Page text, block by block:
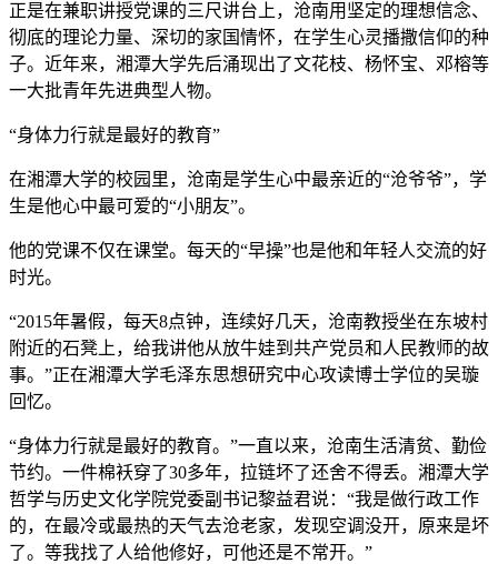
正是在兼职讲授党课的三尺讲台上，沧南用坚定的理想信念、
彻底的理论力量、深切的家国情怀，在学生心灵播撒信仰的种
子。近年来，湘潭大学先后涌现出了文花枝、杨怀宝、邓榕等
一大批青年先进典型人物。
“身体力行就是最好的教育”
在湘潭大学的校园里，沧南是学生心中最亲近的“沧爷爷”，学
生是他心中最可爱的“小朋友”。
他的党课不仅在课堂。每天的“早操”也是他和年轻人交流的好
时光。
“2015年暑假，每天8点钟，连续好几天，沧南教授坐在东坡村
附近的石凳上，给我讲他从放牛娃到共产党员和人民教师的故
事。”正在湘潭大学毛泽东思想研究中心攻读博士学位的吴璇
回忆。
“身体力行就是最好的教育。”一直以来，沧南生活清贫、勤俭
节约。一件棉袄穿了30多年，拉链坏了还舍不得丢。湘潭大学
哲学与历史文化学院党委副书记黎益君说：“我是做行政工作
的，在最冷或最热的天气去沧老家，发现空调没开，原来是坏
了。等我找了人给他修好，可他还是不常开。”